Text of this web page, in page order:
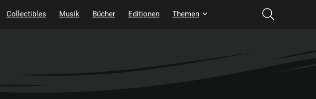
Collectibles Musik Bücher Editionen Themen